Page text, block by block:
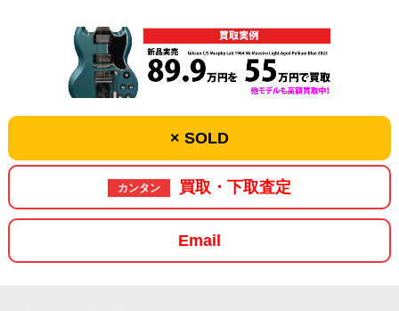
× SOLD
カンタン 買取・下取査定
Email